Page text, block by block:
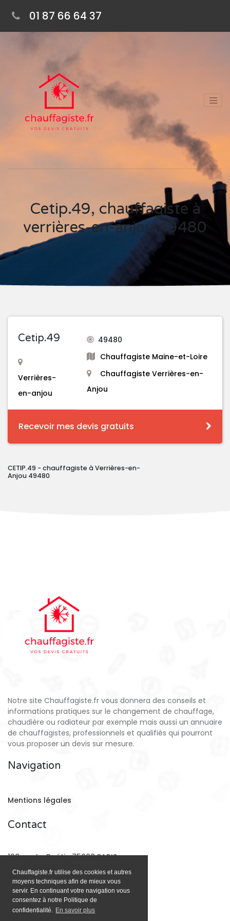
Chauffagiste.fr utilise des cookies et autres
moyens techniques afin de mieux vous
servir. En continuant votre navigation vous
consentez à notre Politique de
confidentialité. En savoir plus
01 87 66 64 37
Cetip.49, chauffagiste à
verrières-en-anjou 49480
Cetip.49
Verrières-
en-anjou
49480
Chauffagiste Maine-et-Loire
Chauffagiste Verrières-en-
Anjou
Recevoir mes devis gratuits
CETIP.49 - chauffagiste à Verrières-en-
Anjou 49480
Notre site Chauffagiste.fr vous donnera des conseils et
informations pratiques sur le changement de chauffage,
chaudière ou radiateur par exemple mais aussi un annuaire
de chauffagistes, professionnels et qualifiés qui pourront
vous proposer un devis sur mesure.
Navigation
Mentions légales
Contact
128 rue La Boétie 75008 PARIS
Email: contact@chauffagiste.fr